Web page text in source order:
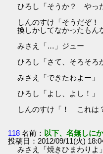
ひろし「そうか？ やっ
しんのすけ「そうだぞ
換しかしてなかったもん
みさえ「…」ジュー
ひろし「さて、そろそろ
みさえ「できたわよー」
ひろし「よし、よし！」
しんのすけ「！ これは
118 名前： 以下、名無しに
投稿日：2012/09/11(火)
みさえ「焼きひまわりよ」